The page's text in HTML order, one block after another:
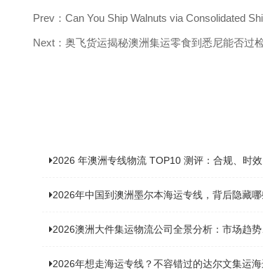
Prev：Can You Ship Walnuts via Consolidated
Next：奥飞货运揭秘澳洲集运零食到悉尼能否过
2026 年澳洲专线物流 TOP10 测评：合规、时效、价格全
2026年中国到澳洲墨尔本海运专线，背后隐藏哪些物流
2026澳洲大件集运物流公司全景分析：市场趋势、选型逻辑与
2026年想走海运专线？不容错过的达尔文集运海运专